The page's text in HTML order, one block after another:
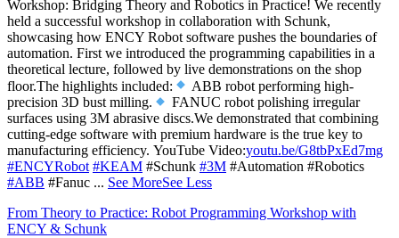
Workshop: Bridging Theory and Robotics in Practice! We recently
held a successful workshop in collaboration with Schunk,
showcasing how ENCY Robot software pushes the boundaries of
automation. First we introduced the programming capabilities in a
theoretical lecture, followed by live demonstrations on the shop
floor.The highlights included:
ABB robot performing high-
precision 3D bust milling.
FANUC robot polishing irregular
surfaces using 3M abrasive discs.We demonstrated that combining
cutting-edge software with premium hardware is the true key to
manufacturing efficiency. YouTube Video:youtu.be/G8tbPxEd7mg
#ENCYRobot #KEAM #Schunk #3M #Automation #Robotics
#ABB #Fanuc ... See MoreSee Less
From Theory to Practice: Robot Programming Workshop with
ENCY & Schunk